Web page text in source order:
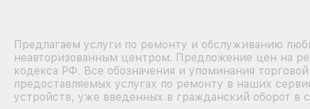
Предлагаем услуги по ремонту и обслуживанию
неавторизованным центром. Предложение цен на
кодекса РФ. Все обозначения и упоминания
предоставляемых услугах по ремонту в наших
устройств, уже введенных в гражданский оборот в